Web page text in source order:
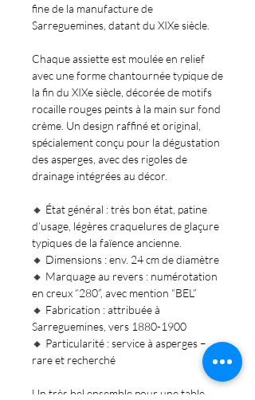
fine de la manufacture de
Sarreguemines , datant du XIXe siècle
Chaque assiette est moulée en relief
avec une forme chantournée typique de
la fin du XIXe siècle, décorée de motifs
rocaille rouges peints à la main sur fond
crème. Un design raffiné et original,
spécialement conçu pour la dégustation
des asperges, avec des rigoles de
drainage intégrées au décor.
🔸 État général :très bon état, patine
d’usage, légères craquelures de glaçure
typiques de la faïence ancienne.
🔸 Dimensions :env. 24 cm de diamètre
🔸 Marquage au revers : numérotation
en creux “280”, avec mention “BEL”
🔸 Fabrication :attribuée à
Sarreguemines, vers 1880-1900
🔸 Particularité :service à asperges –
rare et recherché
Un très bel ensemble pour unetable